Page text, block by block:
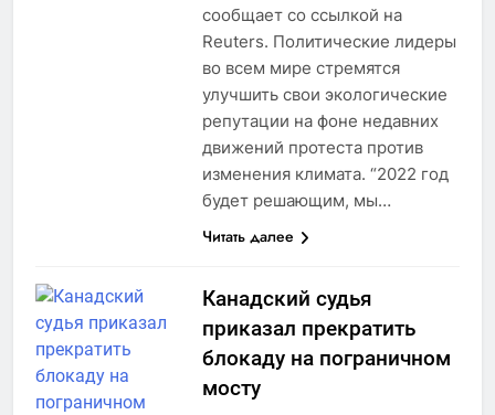
сообщает со ссылкой на
Reuters. Политические лидеры
во всем мире стремятся
улучшить свои экологические
репутации на фоне недавних
движений протеста против
изменения климата. “2022 год
будет решающим, мы…
Читать далее
Канадский судья
приказал прекратить
блокаду на пограничном
мосту